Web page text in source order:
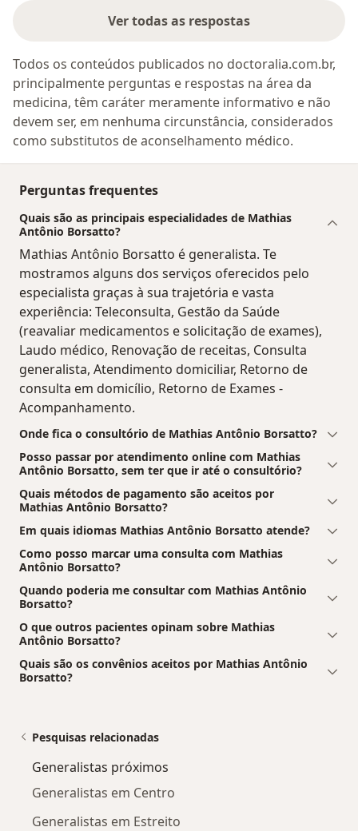
Ver todas as respostas
Todos os conteúdos publicados no doctoralia.com.br,
principalmente perguntas e respostas na área da
medicina, têm caráter meramente informativo e não
devem ser, em nenhuma circunstância, considerados
como substitutos de aconselhamento médico.
Perguntas frequentes
Quais são as principais especialidades de Mathias
Antônio Borsatto?
Mathias Antônio Borsatto é generalista. Te
mostramos alguns dos serviços oferecidos pelo
especialista graças à sua trajetória e vasta
experiência: Teleconsulta, Gestão da Saúde
(reavaliar medicamentos e solicitação de exames),
Laudo médico, Renovação de receitas, Consulta
generalista, Atendimento domiciliar, Retorno de
consulta em domicílio, Retorno de Exames -
Acompanhamento.
Onde fica o consultório de Mathias Antônio Borsatto?
Posso passar por atendimento online com Mathias
Antônio Borsatto, sem ter que ir até o consultório?
Quais métodos de pagamento são aceitos por
Mathias Antônio Borsatto?
Em quais idiomas Mathias Antônio Borsatto atende?
Como posso marcar uma consulta com Mathias
Antônio Borsatto?
Quando poderia me consultar com Mathias Antônio
Borsatto?
O que outros pacientes opinam sobre Mathias
Antônio Borsatto?
Quais são os convênios aceitos por Mathias Antônio
Borsatto?
Pesquisas relacionadas
Generalistas próximos
Generalistas em Centro
Generalistas em Estreito